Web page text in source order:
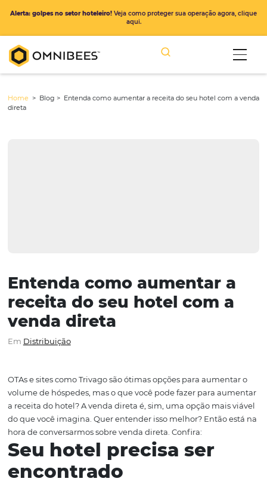
Entenda como aumentar
venda direta
Distribuição
OTAs e sites como Trivago são ótimas opções para
volume de hóspedes, mas o que você pode fazer para
a receita do hotel? A venda direta é, sim, uma opção
Alerta: golpes no setor hoteleiro!Veja como proteger sua operação